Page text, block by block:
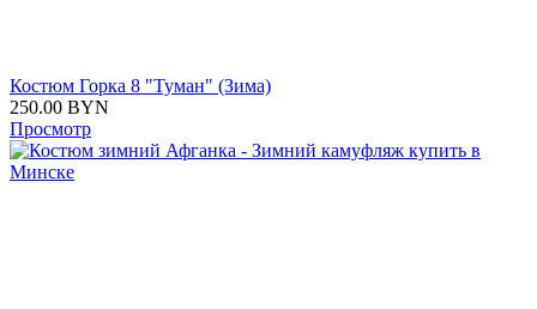
Костюм Горка 8 "Туман" (Зима)
250.00 BYN
Просмотр